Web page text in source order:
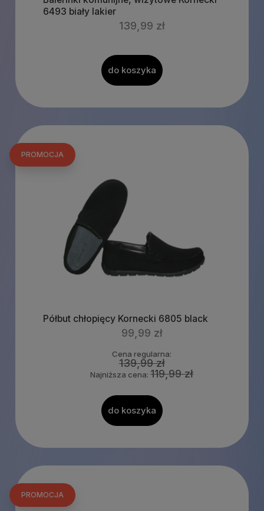
6493 biały lakier
139,99 zł
do koszyka
Półbut chłopięcy Kornecki 6805 black
99,99 zł
Cena regularna:
139,99 zł
Najniższa cena:119,99 zł
do koszyka
PROMOCJA
PROMOCJA